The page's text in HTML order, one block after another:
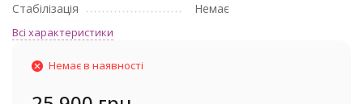
Стабілізація
Немає
Всі характеристики
Немає в наявності